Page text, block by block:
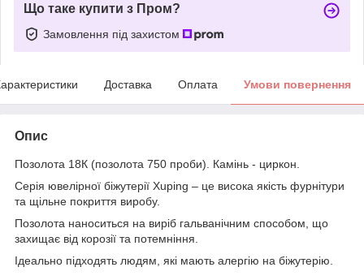
Що таке купити з Пром?
Замовлення під захистом
Доставка Оплата Умови повернення
Опис
Позолота 18К (позолота 750 проби). Камінь - циркон.
Серія ювелірної біжутерії Xuping – це висока якість фурнітури
та щільне покриття виробу.
Позолота наноситься на виріб гальванічним способом, що
захищає від корозії та потемніння.
Ідеально підходять людям, які мають алергію на біжутерію.